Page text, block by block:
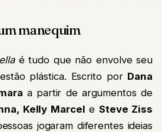
manequim
é tudo que não envolve seu
plástica. Escrito por Dana
a partir de argumentos de
Kelly Marcel e Steve Ziss
jogaram diferentes ideias